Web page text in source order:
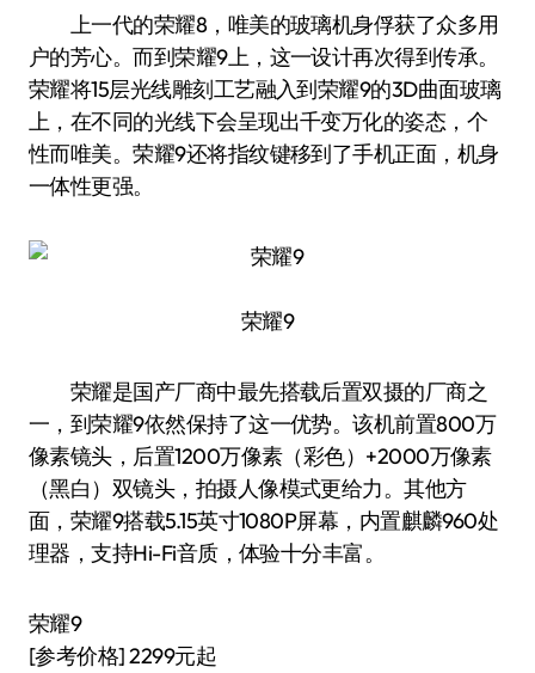
上一代的荣耀8，唯美的玻璃机身俘获了众多用
户的芳心。而到荣耀9上，这一设计再次得到传承。
荣耀将15层光线雕刻工艺融入到荣耀9的3D曲面玻璃
上，在不同的光线下会呈现出千变万化的姿态，个
性而唯美。荣耀9还将指纹键移到了手机正面，机身
一体性更强。
荣耀9
荣耀是国产厂商中最先搭载后置双摄的厂商之
一，到荣耀9依然保持了这一优势。该机前置800万
像素镜头，后置1200万像素（彩色）+2000万像素
（黑白）双镜头，拍摄人像模式更给力。其他方
面，荣耀9搭载5.15英寸1080P屏幕，内置麒麟960处
理器，支持Hi-Fi音质，体验十分丰富。
荣耀9
[参考价格] 2299元起